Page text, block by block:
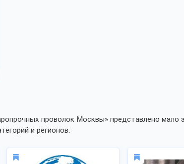
проволок Москвы» представлено мало
и регионов: